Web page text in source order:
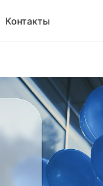
Контакты